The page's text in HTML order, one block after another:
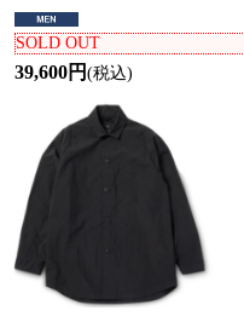
SOLD OUT
39,600円 (税込)